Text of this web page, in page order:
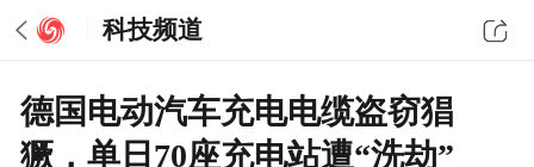
科技频道
德国电动汽车充电电缆盗窃猖
獗，单日70座充电站遭“洗劫”